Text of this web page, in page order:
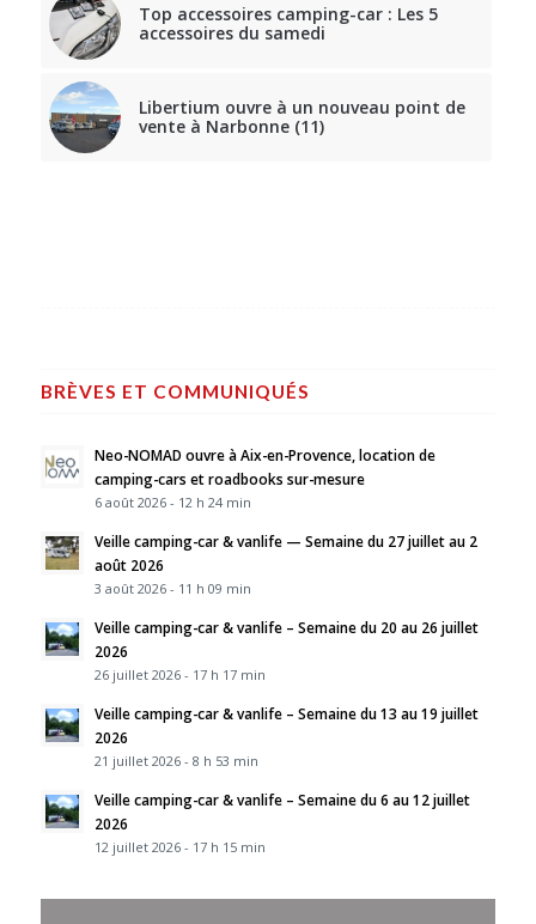
Top accessoires camping-car : Les 5
accessoires du samedi
Libertium ouvre à un nouveau point de
vente à Narbonne (11)
BRÈVES ET COMMUNIQUÉS
Neo-NOMAD ouvre à Aix-en-Provence, location de
camping-cars et roadbooks sur-mesure
6 août 2026 - 12 h 24 min
Veille camping-car & vanlife — Semaine du 27 juillet au 2
août 2026
3 août 2026 - 11 h 09 min
Veille camping-car & vanlife – Semaine du 20 au 26 juillet
2026
26 juillet 2026 - 17 h 17 min
Veille camping-car & vanlife – Semaine du 13 au 19 juillet
2026
21 juillet 2026 - 8 h 53 min
Veille camping-car & vanlife – Semaine du 6 au 12 juillet
2026
12 juillet 2026 - 17 h 15 min